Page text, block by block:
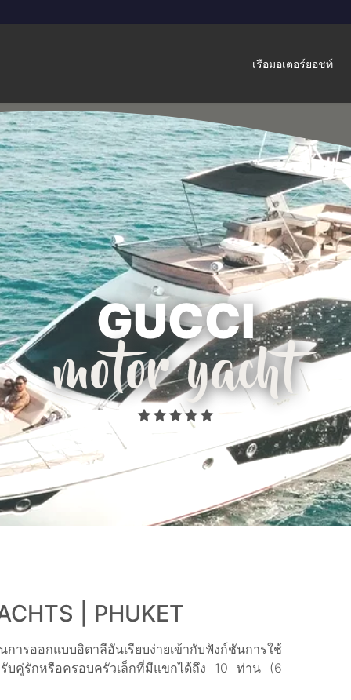
เรือมอเตอร์ยอชท์
GUCCI
motor yacht
| PHUKET
ารออกแบบอิตาลีอันเรียบง่ายเข้ากับฟังก์ชันการใช้
รับคู่รักหรือครอบครัวเล็กที่มีแขกได้ถึง 10 ท่าน (6